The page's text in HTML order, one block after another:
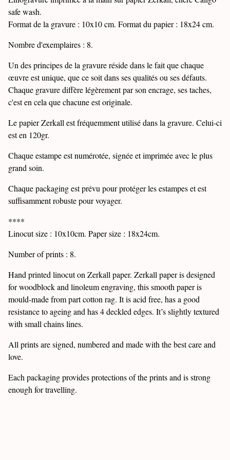
safe wash.
Format de la gravure : 10x10 cm. Format du papier : 18x24 cm.
Nombre d'exemplaires : 8.
Un des principes de la gravure réside dans le fait que chaque
œuvre est unique, que ce soit dans ses qualités ou ses défauts.
Chaque gravure diffère légèrement par son encrage, ses taches,
c'est en cela que chacune est originale.
Le papier Zerkall est fréquemment utilisé dans la gravure. Celui-ci
est en 120gr.
Chaque estampe est numérotée, signée et imprimée avec le plus
grand soin.
Chaque packaging est prévu pour protéger les estampes et est
suffisamment robuste pour voyager.
****
Linocut size : 10x10cm. Paper size : 18x24cm.
Number of prints : 8.
Hand printed linocut on Zerkall paper. Zerkall paper is designed
for woodblock and linoleum engraving, this smooth paper is
mould-made from part cotton rag. It is acid free, has a good
resistance to ageing and has 4 deckled edges. It’s slightly textured
with small chains lines.
All prints are signed, numbered and made with the best care and
love.
Each packaging provides protections of the prints and is strong
enough for travelling.